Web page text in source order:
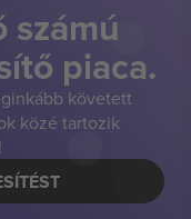
számú
piaca.
követett
közé tartozik